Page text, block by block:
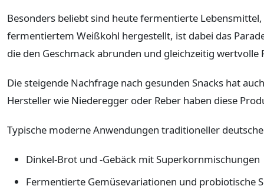
Besonders beliebt sind heute fermentierte
fermentiertem Weißkohl hergestellt, ist dabei das
die den Geschmack abrunden und gleichzeitig
Die steigende Nachfrage nach gesunden Snacks hat
Hersteller wie Niederegger oder Reber haben diese
Typische moderne Anwendungen traditioneller
Dinkel-Brot und -Gebäck mit Superkornmischungen
Fermentierte Gemüsevariationen und probiotische